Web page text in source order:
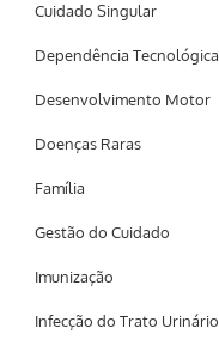
Cuidado Singular
Dependência Tecnológica
Desenvolvimento Motor
Doenças Raras
Família
Gestão do Cuidado
Imunização
Infecção do Trato Urinário